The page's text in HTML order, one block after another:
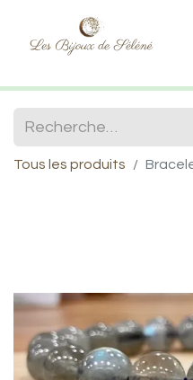
Tous les produits